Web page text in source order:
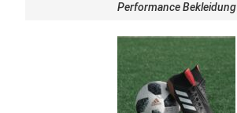
Performance Bekleidung